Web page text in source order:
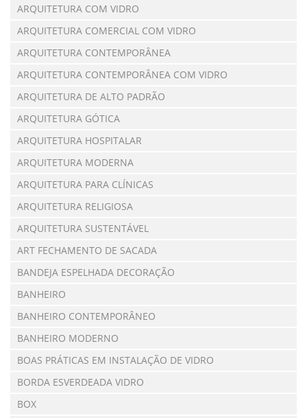
ARQUITETURA COM VIDRO
ARQUITETURA COMERCIAL COM VIDRO
ARQUITETURA CONTEMPORÂNEA
ARQUITETURA CONTEMPORÂNEA COM VIDRO
ARQUITETURA DE ALTO PADRÃO
ARQUITETURA GÓTICA
ARQUITETURA HOSPITALAR
ARQUITETURA MODERNA
ARQUITETURA PARA CLÍNICAS
ARQUITETURA RELIGIOSA
ARQUITETURA SUSTENTÁVEL
ART FECHAMENTO DE SACADA
BANDEJA ESPELHADA DECORAÇÃO
BANHEIRO
BANHEIRO CONTEMPORÂNEO
BANHEIRO MODERNO
BOAS PRÁTICAS EM INSTALAÇÃO DE VIDRO
BORDA ESVERDEADA VIDRO
BOX